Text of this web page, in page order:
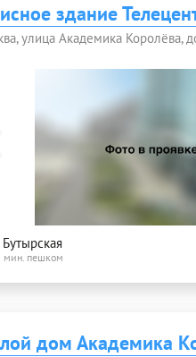
здание
улица Академика Королёва,
мин. пешком
дом Академика